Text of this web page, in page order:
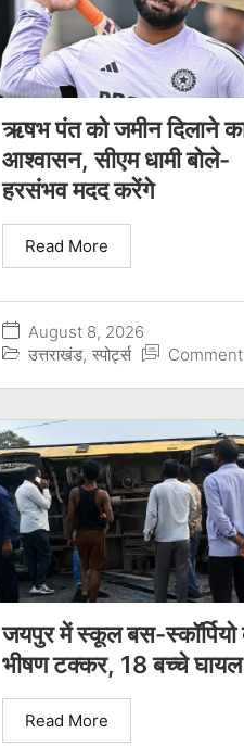
ऋषभ पंत को जमीन दिलाने
आश्वासन, सीएम धामी बोले-
हरसंभव मदद करेंगे
August 8, 2026
उत्तराखंड, स्पोर्ट्स
Read More
जयपुर में स्कूल बस-स्कॉर्पियो
भीषण टक्कर, 18 बच्चे घायल
Read More